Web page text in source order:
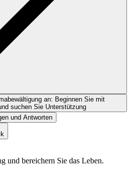
an: Beginnen Sie mit
suchen Sie Unterstützung
und Antworten
und bereichern Sie das Leben.